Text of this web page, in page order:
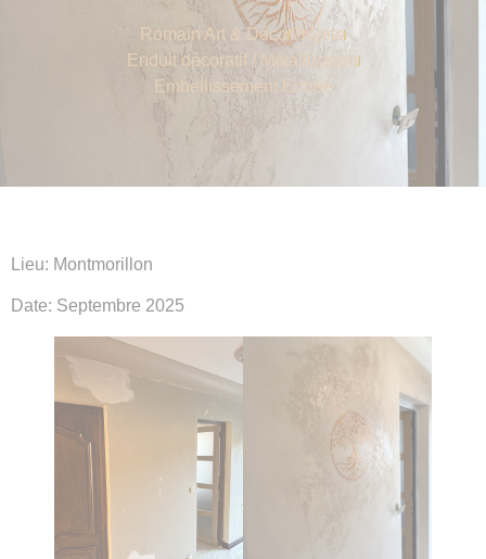
Romain Art & DécoProjets
Enduit décoratif/ Métallisation
Embellissement Entrée
Lieu: Montmorillon
Date: Septembre 2025